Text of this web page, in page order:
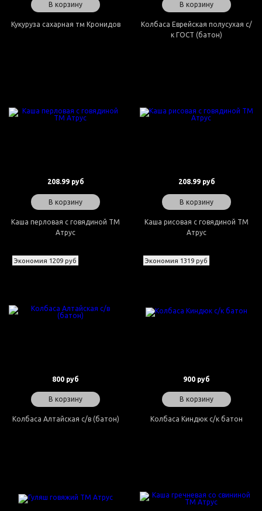
В корзину
Кукуруза сахарная тм Кронидов
В корзину
Колбаса Еврейская полусухая с/
к ГОСТ (батон)
208.99 руб
В корзину
Каша перловая с говядиной ТМ
Атрус
208.99 руб
В корзину
Каша рисовая с говядиной ТМ
Атрус
Экономия 1209 руб
800 руб
В корзину
Колбаса Алтайская с/в (батон)
Экономия 1319 руб
900 руб
В корзину
Колбаса Киндюк с/к батон